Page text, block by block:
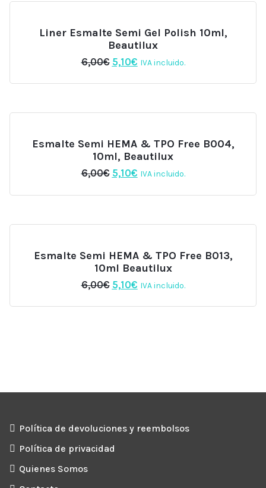
Liner Esmalte Semi Gel Polish 10ml,
Beautilux
6,00€ El
original
5,10€El
actual
IVA incluido.
Esmalte Semi HEMA & TPO Free B004,
10ml, Beautilux
6,00€ El
original
5,10€El
actual
IVA incluido.
Esmalte Semi HEMA & TPO Free B013,
10ml Beautilux
6,00€ El
original
5,10€El
actual
IVA incluido.
Política de devoluciones y reembolsos
Política de privacidad
Quienes Somos